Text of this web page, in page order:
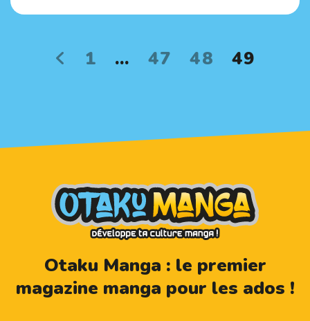
1 … 47 48 49
Otaku Manga : le premier
magazine manga pour les ados !